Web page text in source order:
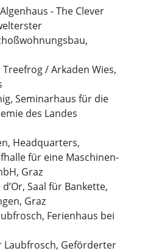
- The Clever
Treefrog / Arkaden Wies,
Seminarhaus für die
des Landes
Headquarters,
für eine Maschinen-
Graz
Saal für Bankette,
Graz
Ferienhaus bei
Laubfrosch, Geförderter